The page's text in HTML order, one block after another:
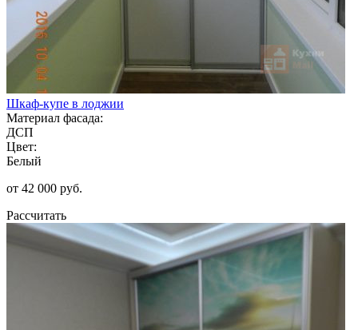
Шкаф-купе в лоджии
Материал фасада:
ДСП
Цвет:
Белый
от 42 000 руб.
Рассчитать